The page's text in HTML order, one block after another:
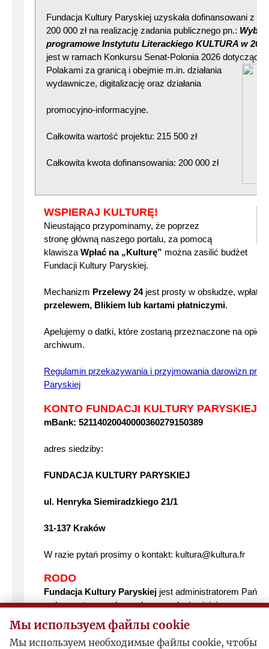
Fundacja Kultury Paryskiej uzyskała dofinansowani z
200 000 zł na realizację zadania publicznego pn.:
programowe Instytutu Literackiego KULTURA w
jest w ramach Konkursu Senat-Polonia 2026
Polakami za granicą i obejmie m.in. działania
wydawnicze, digitalizację oraz działania
promocyjno-informacyjne.
Całkowita wartość projektu: 215 500 zł
Całkowita kwota dofinansowania: 200 000 zł
WSPIERAJ KULTURĘ!
Nieustająco przypominamy, że poprzez
stronę główną naszego portalu, za pomocą
klawisza Wpłać na „Kulturę” można zasilić budżet
Fundacji Kultury Paryskiej.
Mechanizm Przelewy 24jest prosty w obsłudze, wpłat
przelewem, Blikiem lub kartami płatniczymi.
Apelujemy o datki, które zostaną przeznaczone na
archiwum.
Regulamin przekazywania i przyjmowania darowizn
Paryskiej
KONTO FUNDACJI KULTURY PARYSKIEJ I
mBank: 52114020040000360279150389
adres siedziby:
FUNDACJA KULTURY PARYSKIEJ
ul. Henryka Siemiradzkiego 21/1
31-137 Kraków
W razie pytań prosimy o kontakt: kultura@kultura.fr
RODO
Fundacja Kultury Paryskiej jest administratorem
wykorzystywanych w celu przesyłania niniejszego
Pełna informacja RODO znajduje się na
Мы используем файлы cookie
Мы используем необходимые файлы cookie, чтобы